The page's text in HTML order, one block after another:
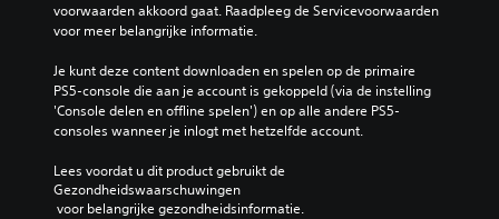
voorwaarden akkoord gaat. Raadpleeg de Servicevoorwaarden
voor meer belangrijke informatie.
Je kunt deze content downloaden en spelen op de primaire
PS5-console die aan je account is gekoppeld (via de instelling
'Console delen en offline spelen') en op alle andere PS5-
consoles wanneer je inlogt met hetzelfde account.
Lees voordat u dit product gebruikt de
Gezondheidswaarschuwingen
voor belangrijke gezondheidsinformatie.